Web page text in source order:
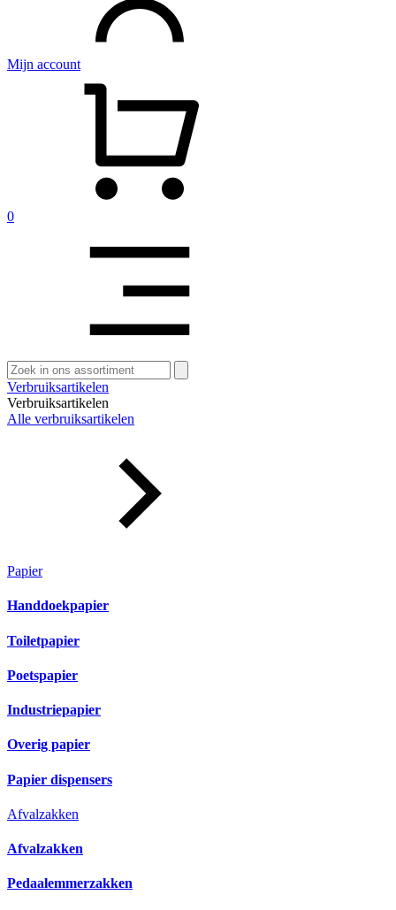
Mijn account
0
Zoeken
naar:
Verbruiksartikelen
Verbruiksartikelen
Alle verbruiksartikelen
Papier
Handdoekpapier
Toiletpapier
Poetspapier
Industriepapier
Overig papier
Papier dispensers
Afvalzakken
Afvalzakken
Pedaalemmerzakken